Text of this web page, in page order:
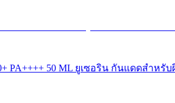
PA++++ 50 ML ยูเซอริน กันแดดสำห